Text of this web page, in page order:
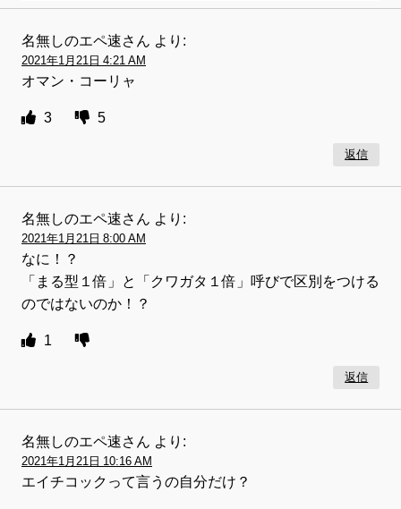
名無しのエペ速さん より:
2021年1月21日 4:21 AM
オマン・コーリャ
3 5
返信
名無しのエペ速さん より:
2021年1月21日 8:00 AM
なに！？
「まる型１倍」と「クワガタ１倍」呼びで区別をつける
のではないのか！？
1
返信
名無しのエペ速さん より:
2021年1月21日 10:16 AM
エイチコックって言うの自分だけ？